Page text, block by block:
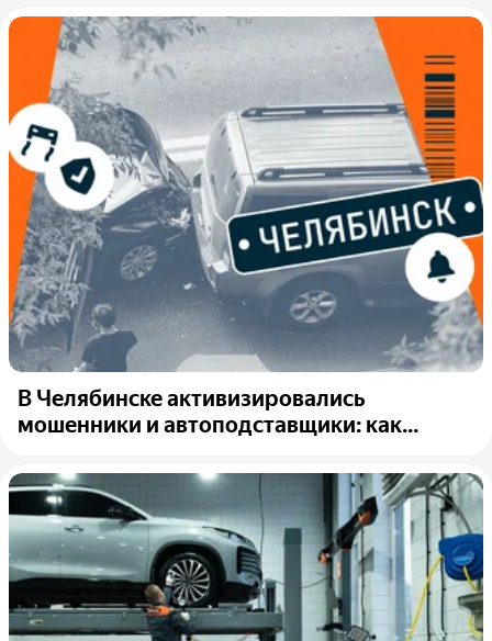
В Челябинске активизировались
мошенники и автоподставщики: как...